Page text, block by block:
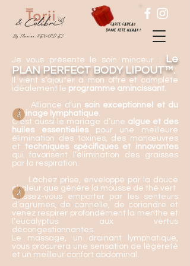
By Florence RENARD "EI"
carte cadeau
Bonne fete maman !
Je vous présente le soin minceur :
Le
PLAN PERFECT BODY LIPOUT™.
Il vient s’ajouter à mon offre et complète
idéalement le programme amincissant.
Alliance d’un soin exceptionnel et du
drainage lymphatique.
C’est aussi le mariage d’une algue et des
huiles essentielles
pour une meilleure
élimination des toxines, des manœuvres
et techniques spécifiques et innovantes
qui favorisent l’élimination des graisses
par la respiration.
Lâchez prise, enveloppé par la douce
chaleur que génère la mousse de thé vert
Laissez-vous emporter par les senteurs
d’agrumes, de cannelle, de coriandre et
venez respirer profondément la menthe et
l’eucalyptus aux vertus
décongestionnantes.
Le massage, un drainant lymphatique,
vous procurera une sensation de légèreté
et un meilleur confort abdominal.